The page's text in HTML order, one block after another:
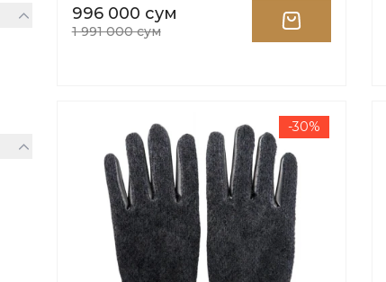
996 000 сум
1 991 000 сум
-30%